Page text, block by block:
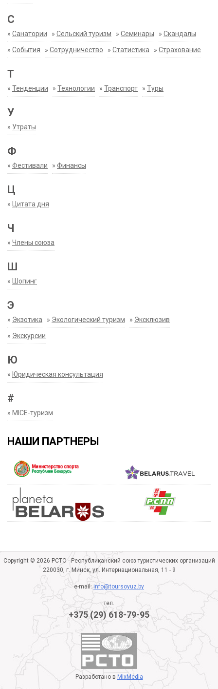
С
» Санатории » Сельский туризм » Семинары » Скандалы
» События » Сотрудничество » Статистика » Страхование
Т
» Тенденции » Технологии » Транспорт » Туры
У
» Утраты
Ф
» Фестивали » Финансы
Ц
» Цитата дня
Ч
» Члены союза
Ш
» Шопинг
Э
» Экзотика » Экологический туризм » Эксклюзив
» Экскурсии
Ю
» Юридическая консультация
#
» MICE-туризм
НАШИ ПАРТНЕРЫ
Copyright © 2026 РСТО - Республиканский союз туристических организаций
220030, г. Минск, ул. Интернациональная, 11 - 9
e-mail:info@toursoyuz.by
тел.
+375 (29) 618-79-95
Разработано в MixMedia